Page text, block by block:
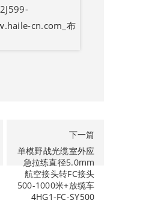
下一篇
单模野战光缆室外应
急拉练直径5.0mm
航空接头转FC接头
500-1000米+放缆车
4HG1-FC-SY500